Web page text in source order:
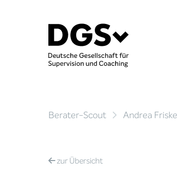
Berater-Scout Andrea Friske
zurÜbersicht